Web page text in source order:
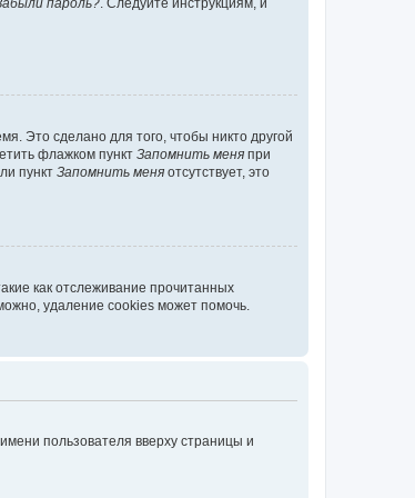
пароль?. Следуйте инструкциям, и
Это сделано для того, чтобы никто другой
флажком пункт Запомнить меня при
пункт Запомнить меня отсутствует, это
как отслеживание прочитанных
удаление cookies может помочь.
пользователя вверху страницы и